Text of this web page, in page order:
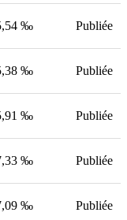
‰ Publiée
‰ Publiée
‰ Publiée
‰ Publiée
‰ Publiée